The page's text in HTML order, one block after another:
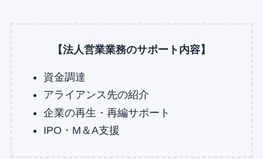
【法人営業業務のサポート内容】
資金調達
アライアンス先の紹介
企業の再生・再編サポート
IPO・M＆A支援